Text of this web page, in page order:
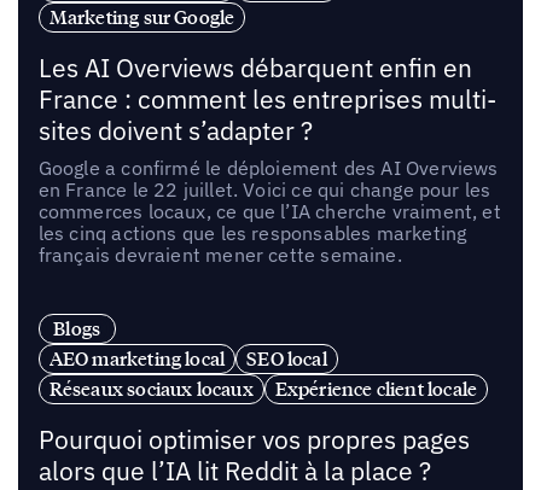
Marketing sur Google
Les AI Overviews débarquent enfin en
France : comment les entreprises multi-
sites doivent s’adapter ?
Google a confirmé le déploiement des AI Overviews
en France le 22 juillet. Voici ce qui change pour les
commerces locaux, ce que l’IA cherche vraiment, et
les cinq actions que les responsables marketing
français devraient mener cette semaine.
Blogs
AEO marketing local
SEO local
Réseaux sociaux locaux
Expérience client locale
Pourquoi optimiser vos propres pages
alors que l’IA lit Reddit à la place ?